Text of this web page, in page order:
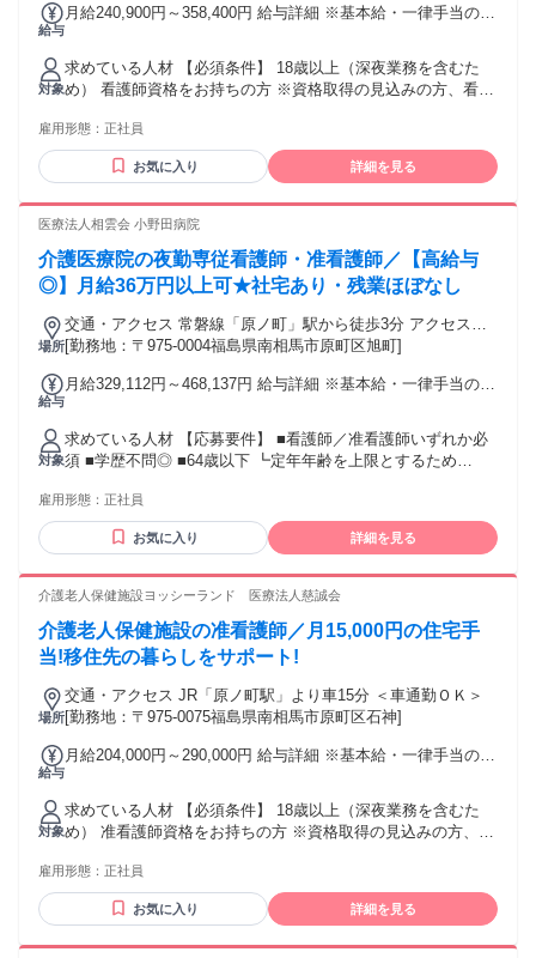
給与
月給240,900円～358,400円 給与詳細 ※基本給・一律手当の総
し 【一律手当】 全員に一律で支払われる通勤・皆勤・家族手
当金額：なし 全員に一律で支払われるその他手当金額：あり
1ヶ月あたり4万7000円 ※経験年数等を考慮し給与決定いたし
ます。 【その他手当】 資格手当37000円 処遇手当10,000円
（15,000円/月） 扶養手当 ・昇給あり(年1回) ・賞与あり(業績
による※6月･12月）
対象
求めている人材 【必須条件】 18歳以上（深夜業務を含むた
め） 看護師資格をお持ちの方 ※資格取得の見込みの方、看護
格取得をバックアップしています。 【歓迎条件】 U・J・Iタ
ーン歓迎 実務経験者歓迎 【インターンシップも実施中】 仕
事内容や会社の雰囲気がわからず不安であれば就労体験も受
と理由：あり（18歳以上 深夜業務を含むため）
雇用形態： 正社員
お気に入り 詳細を見る
医療法人相雲会 小野田病院
介護医療院の夜勤専従看護師・准看護師／【高給与
◎】月給36万円以上可★社宅あり・残業ほぼなし
場所
交通・アクセス 常磐線「原ノ町」駅から徒歩3分 アクセスが
良く、職員・患者さん双方にとって便利な場所です。 車通勤
[勤務地：〒975-0004福島県南相馬市原町区旭町]
給与
月給329,112円～468,137円 給与詳細 ※基本給・一律手当の総
し 【一律手当】 全員に一律で支払われる通勤・皆勤・家族手
当金額：なし 全員に一律で支払われるその他手当金額：あり
1ヶ月あたり12万9912円 〜 14万4137円 【正職員】 月給
329,112円 〜 468,137円 ※給与は経験、能力、資格等の有無
師 月給 366,029円～468,137円 ＜内訳＞ 基本給 228,300円～
324,000円 資格手当 24,500円 夜勤手当 96,300円(1回10,700円
×9回想定) 定時深夜手当：16,929円～23,337円 ー ▼准看護師
月給 329,112円～417,456円 ＜内訳＞ 基本給 199,200円～
282,000円 資格手当 19,000円 夜勤手当 96,300円(1回10,700円
×9回想定) 定時深夜手当：14,612円～20,156円 【別途支給】
■勤続給 1,000円/年 ■通勤手当実費支給 上限月額50,000円 ■昇
給あり 月あたり2,000円～8,000円（実績） ■賞与あり 年2回
計 2.60ヶ月分（実績） ※昇給、賞与は事業実績によります。
■試用期間3ヶ月（同条件）
対象
求めている人材 【応募要件】 ■看護師／准看護師いずれか必
須 ■学歴不問◎ ■64歳以下 ┗定年年齢を上限とするため
働きたい方 ◎チームで助け合いながら働きたい方 ◎家庭やプ
ライベートとの両立を大事にしたい方 年齢の条件と理由：あ
り（■例外事由1号・64歳以下（定年のため） ■例外事由2号・
雇用形態： 正社員
お気に入り 詳細を見る
介護老人保健施設ヨッシーランド 医療法人慈誠会
介護老人保健施設の准看護師／月15,000円の住宅手
当!移住先の暮らしをサポート!
場所
交通・アクセス JR「原ノ町駅」より車15分 ＜車通勤ＯＫ＞
[勤務地：〒975-0075福島県南相馬市原町区石神]
給与
月給204,000円～290,000円 給与詳細 ※基本給・一律手当の総
【一律手当】 全員に一律で支払われる通勤・皆勤・家族手当
金額：なし 全員に一律で支払われるその他手当金額：あり 1
ヶ月あたり3万円 【手当】 資格手当 20,000円/月 処遇手当
10,000円/月 夜勤手当 9,000円/回
対象
求めている人材 【必須条件】 18歳以上（深夜業務を含むた
め） 准看護師資格をお持ちの方 ※資格取得の見込みの方、看
資格取得をバックアップしています。 【歓迎条件】 U・J・I
ターン歓迎 実務経験者歓迎 【インターンシップも実施中】
仕事内容や会社の雰囲気がわからず不安であれば就労体験も
雇用形態： 正社員
お気に入り 詳細を見る